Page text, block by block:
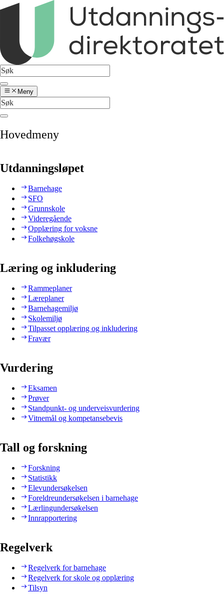
Meny
Hovedmeny
Utdanningsløpet
Barnehage
SFO
Grunnskole
Videregående
Opplæring for voksne
Folkehøgskole
Læring og inkludering
Rammeplaner
Læreplaner
Barnehagemiljø
Skolemiljø
Tilpasset opplæring og inkludering
Fravær
Vurdering
Eksamen
Prøver
Standpunkt- og underveisvurdering
Vitnemål og kompetansebevis
Tall og forskning
Forskning
Statistikk
Elevundersøkelsen
Foreldreundersøkelsen i barnehage
Lærlingundersøkelsen
Innrapportering
Regelverk
Regelverk for barnehage
Regelverk for skole og opplæring
Tilsyn